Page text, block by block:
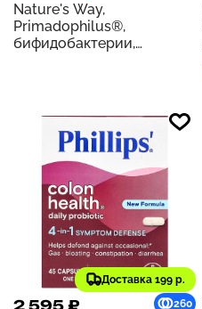
Nature's Way,
Primadophilus®,
бифидобактерии,
Доставка 199 р.
2 595 ₽ 260